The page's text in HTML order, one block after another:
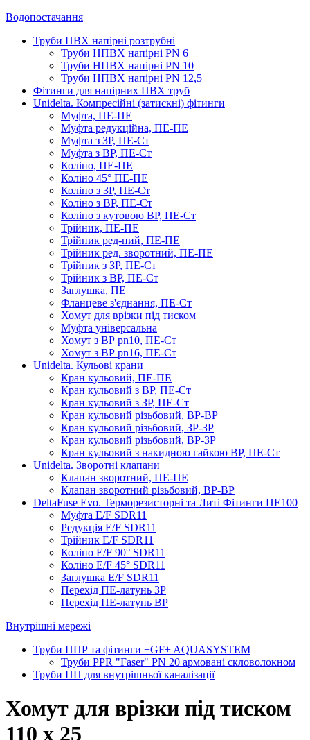
Водопостачання
Труби ПВХ напірні розтрубні
Труби НПВХ напірні PN 6
Труби НПВХ напірні PN 10
Труби НПВХ напірні PN 12,5
Фітинги для напірних ПВХ труб
Unidelta. Компресійні (затискні) фітинги
Муфта, ПЕ-ПЕ
Муфта редукційна, ПЕ-ПЕ
Муфта з ЗР, ПЕ-Ст
Муфта з ВР, ПЕ-Ст
Коліно, ПЕ-ПЕ
Коліно 45° ПЕ-ПЕ
Коліно з ЗР, ПЕ-Ст
Коліно з ВР, ПЕ-Ст
Коліно з кутовою ВР, ПЕ-Ст
Трійник, ПЕ-ПЕ
Трійник ред-ний, ПЕ-ПЕ
Трійник ред. зворотний, ПЕ-ПЕ
Трійник з ЗР, ПЕ-Ст
Трійник з ВР, ПЕ-Ст
Заглушка, ПЕ
Фланцеве з'єднання, ПЕ-Ст
Хомут для врізки під тиском
Муфта універсальна
Хомут з ​​ВР pn10, ПЕ-Ст
Хомут з ВР pn16, ПЕ-Ст
Unidelta. Кульові крани
Кран кульовий, ПЕ-ПЕ
Кран кульовий з ВР, ПЕ-Ст
Кран кульовий з ЗР, ПЕ-Ст
Кран кульовий різьбовий, ВР-ВР
Кран кульовий різьбовий, ЗР-ЗР
Кран кульовий різьбовий, ВР-ЗР
Кран кульовий з накидною гайкою ВР, ПЕ-Ст
Unidelta. Зворотні клапани
Клапан зворотний, ПЕ-ПЕ
Клапан зворотний різьбовий, ВР-ВР
DeltaFuse Evo. Терморезисторні та Литі Фітинги ПЕ100
Муфта E/F SDR11
Редукція E/F SDR11
Трійник E/F SDR11
Коліно E/F 90° SDR11
Коліно E/F 45° SDR11
Заглушка E/F SDR11
Перехід ПЕ-латунь ЗР
Перехід ПЕ-латунь ВР
Внутрішні мережі
Труби ППР та фітинги +GF+ AQUASYSTEM
Труби PPR "Faser" PN 20 армовані скловолокном
Труби ПП для внутрішньої каналізації
Хомут для врізки під тиском
110 x 25